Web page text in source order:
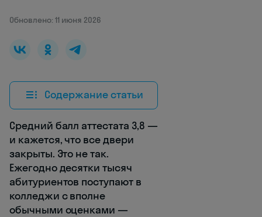
Обновлено: 11 июня 2026
Содержание статьи
Средний балл аттестата 3,8 —
и кажется, что все двери
закрыты. Это не так.
Ежегодно десятки тысяч
абитуриентов поступают в
колледжи с вполне
обычными оценками —